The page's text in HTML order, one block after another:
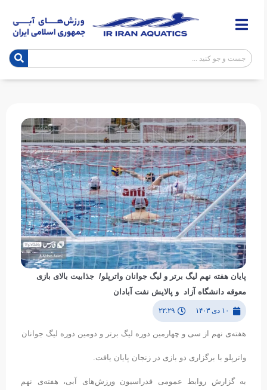
پایان هفته نهم لیگ برتر و لیگ جوانان واترپلو/ جذابیت بالای بازی
معوقه دانشگاه آزاد و پالایش نفت آبادان
۱۰ دی ۱۴۰۳ ۲۲:۲۹
هفته‌ی نهم از سی و چهارمین دوره لیگ برتر و دومین دوره لیگ جوانان
واترپلو با برگزاری دو بازی در زنجان پایان یافت.
به گزارش روابط عمومی فدراسیون ورزش‌های آبی، هفته‌ی نهم